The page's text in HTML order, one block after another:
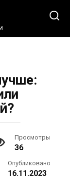
Просмотры
36
Опубликовано
16.11.2023